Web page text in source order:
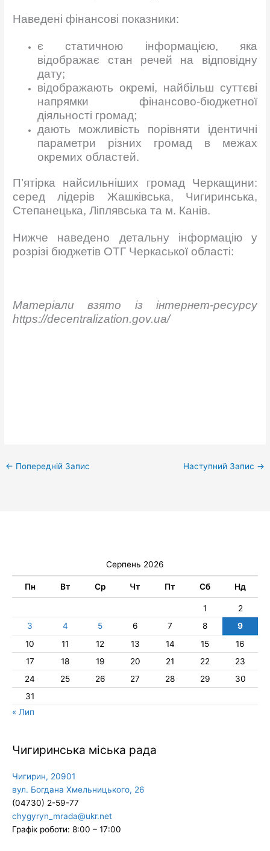
Наведені фінансові показники:
є статичною інформацією, яка
відображає стан речей на відповідну
дату;
відображають окремі, найбільш суттєві
напрямки фінансово-бюджетної
діяльності громад;
дають можливість порівняти ідентичні
параметри різних громад в межах
окремих областей.
П’ятірка найсильніших громад Черкащини:
серед лідерів Жашківська, Чигиринська,
Степанецька, Ліплявська та м. Канів.
Нижче наведено детальну інформацію у
розрізі бюджетів ОТГ Черкаської області:
Матеріали взято із інтернет-ресурсу
https://decentralization.gov.ua/
← Попередній Запис Наступний Запис →
Серпень 2026
Пн Вт Ср Чт Пт Сб Нд
1
2
3
4 5 6 7 8
9
10
11 12 13 14 15
16
17
18 19 20 21 22
23
24
25 26 27 28 29
30
31
« Лип
Чигиринська міська рада
Чигирин, 20901
вул. Богдана Хмельницького, 26
(04730) 2-59-77
chygyryn_mrada@ukr.net
Графік роботи: 8:00 – 17:00